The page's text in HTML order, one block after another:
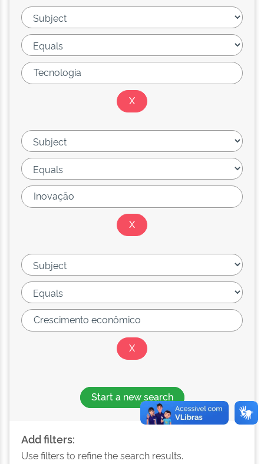
Start a new search
Add filters:
Use filters to refine the search results.